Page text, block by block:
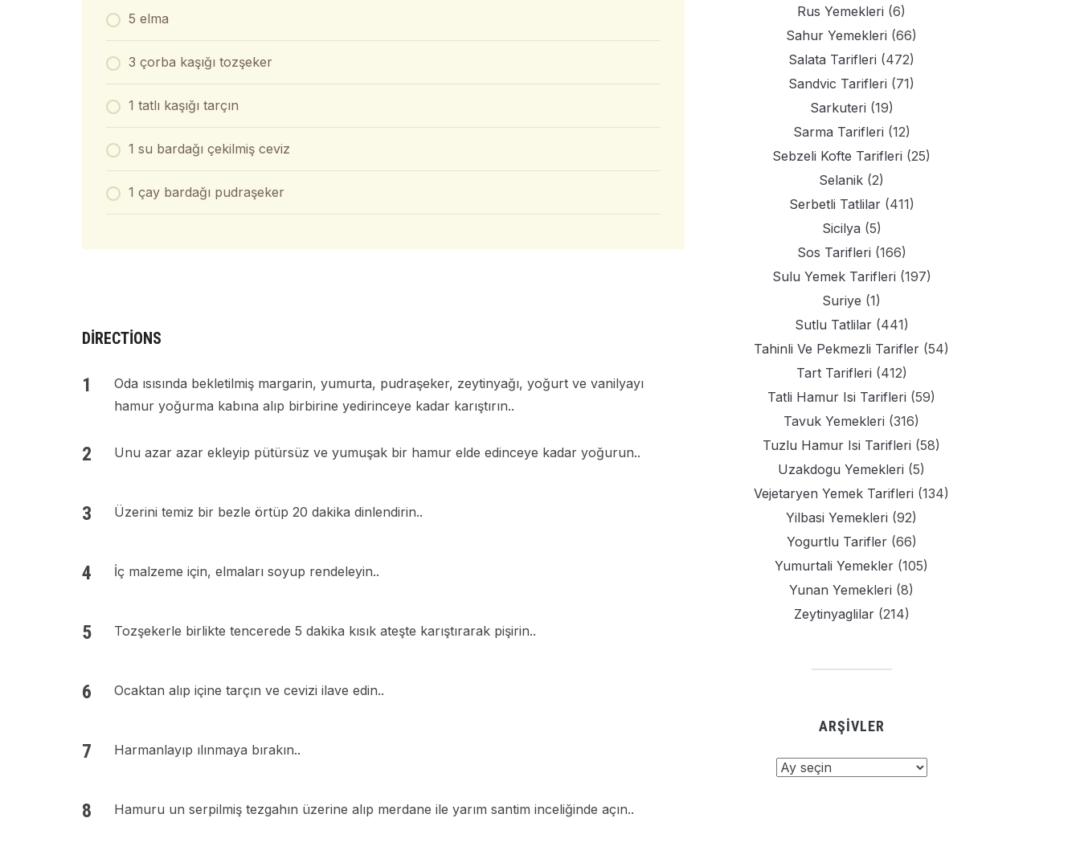
5 elma
3 çorba kaşığı tozşeker
1 tatlı kaşığı tarçın
1 su bardağı çekilmiş ceviz
1 çay bardağı pudraşeker
DIRECTIONS
Oda ısısında bekletilmiş margarin, yumurta, pudraşeker, zeytinyağı, yoğurt ve vanilyayı
hamur yoğurma kabına alıp birbirine yedirinceye kadar karıştırın..
Unu azar azar ekleyip pütürsüz ve yumuşak bir hamur elde edinceye kadar yoğurun..
Üzerini temiz bir bezle örtüp 20 dakika dinlendirin..
İç malzeme için, elmaları soyup rendeleyin..
Tozşekerle birlikte tencerede 5 dakika kısık ateşte karıştırarak pişirin..
Ocaktan alıp içine tarçın ve cevizi ilave edin..
Harmanlayıp ılınmaya bırakın..
Hamuru un serpilmiş tezgahın üzerine alıp merdane ile yarım santim inceliğinde açın..
Rus Yemekleri (6)
Sahur Yemekleri (66)
Salata Tarifleri (472)
Sandvic Tarifleri (71)
Sarkuteri (19)
Sarma Tarifleri (12)
Sebzeli Kofte Tarifleri (25)
Selanik (2)
Serbetli Tatlilar(411)
Sicilya (5)
Sos Tarifleri (166)
Sulu Yemek Tarifleri (197)
Suriye (1)
Sutlu Tatlilar(441)
Tahinli Ve Pekmezli Tarifler (54)
Tart Tarifleri (412)
Tatli Hamur Isi Tarifleri (59)
Tavuk Yemekleri (316)
Tuzlu Hamur Isi Tarifleri (58)
Uzakdogu Yemekleri (5)
Vejetaryen Yemek Tarifleri (134)
Yilbasi Yemekleri (92)
Yogurtlu Tarifler(66)
Yumurtali Yemekler (105)
Yunan Yemekleri (8)
Zeytinyaglilar(214)
ARŞIVLER